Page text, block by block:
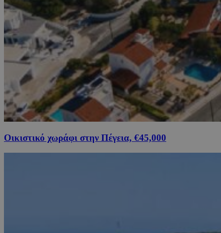
Οικιστικό χωράφι στην Πέγεια, €45,000